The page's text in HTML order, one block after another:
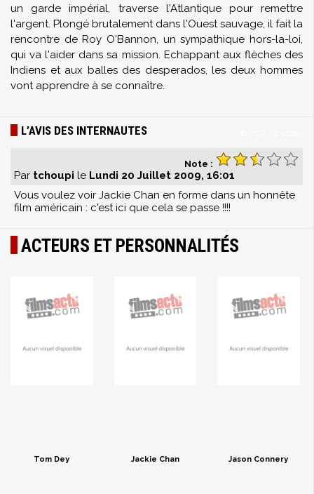
un garde impérial, traverse l'Atlantique pour remettre
l'argent. Plongé brutalement dans l'Ouest sauvage, il fait la
rencontre de Roy O'Bannon, un sympathique hors-la-loi,
qui va l'aider dans sa mission. Echappant aux flèches des
Indiens et aux balles des desperados, les deux hommes
vont apprendre à se connaître.
L’AVIS DES INTERNAUTES
Note :
Par tchoupi le Lundi 20 Juillet 2009, 16:01
Vous voulez voir Jackie Chan en forme dans un honnête
film américain : c'est ici que cela se passe !!!!
ACTEURS ET PERSONNALITÉS
Tom Dey Jackie Chan Jason Connery